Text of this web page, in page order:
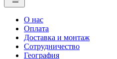
О нас
Оплата
Доставка и монтаж
Сотрудничество
География